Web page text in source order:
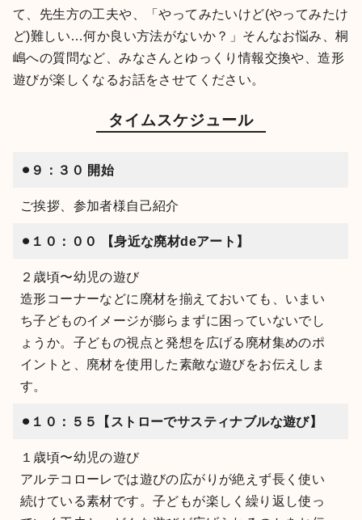
て、先生方の工夫や、「やってみたいけど(やってみたけ
ど)難しい…何か良い方法がないか？」そんなお悩み、桐
嶋への質問など、みなさんとゆっくり情報交換や、造形
遊びが楽しくなるお話をさせてください。
タイムスケジュール
⚫︎９：３０ 開始
ご挨拶、参加者様自己紹介
⚫︎１０：００ 【身近な廃材deアート】
２歳頃〜幼児の遊び
造形コーナーなどに廃材を揃えておいても、いまい
ち子どものイメージが膨らまずに困っていないでし
ょうか。子どもの視点と発想を広げる廃材集めのポ
イントと、廃材を使用した素敵な遊びをお伝えしま
す。
⚫︎１０：５５ 【ストローでサスティナブルな遊び】
１歳頃〜幼児の遊び
アルテコローレでは遊びの広がりが絶えず長く使い
続けている素材です。子どもが楽しく繰り返し使っ